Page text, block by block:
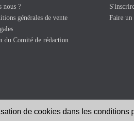
de cookies dans les conditions
nous ?
générales de vente
du Comité de rédaction
Faire un
Revue Catholique Internationale